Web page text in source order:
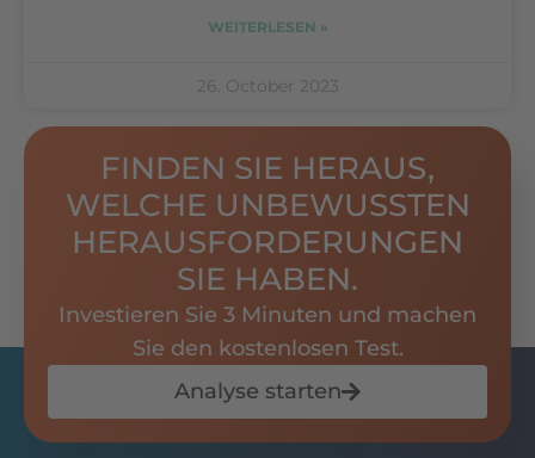
WEITERLESEN »
26. October 2023
FINDEN SIE HERAUS,
WELCHE UNBEWUSSTEN
HERAUSFORDERUNGEN
SIE HABEN.
Investieren Sie 3 Minuten und machen
Sie den kostenlosen Test.
Analyse starten